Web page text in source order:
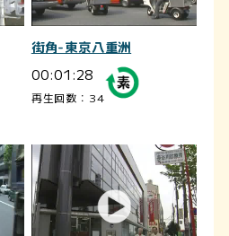
街角-東京八重洲
00:01:28
再生回数：34